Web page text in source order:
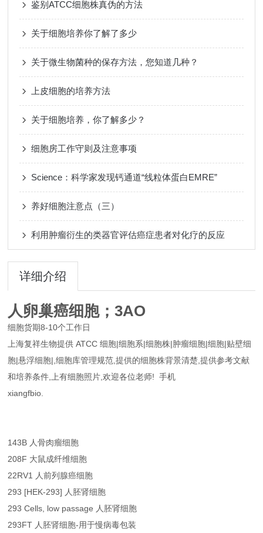
鉴别ATCC细胞株真伪的方法
关于细胞培养你了解了多少
关于微生物菌种的保存方法，您知道几种？
上皮细胞的培养方法
关于细胞培养，你了解多少？
细胞房工作守则及注意事项
Science：科学家发现钙通道“线粒体蛋白EMRE”
养好细胞注意点（三）
利用肿瘤衍生的类器官评估癌症患者对化疗的反应
详细介绍
人卵巢癌细胞；3AO
细胞货期8-10个工作日
上海复祥生物提供 ATCC 细胞|细胞系|细胞株|肿瘤细胞|细胞|贴壁细
胞|悬浮细胞|,细胞库管理规范,提供的细胞株背景清楚,提供参考文献
和培养条件,上有细胞照片,欢迎各位老师! 手机
xiangfbio.
143B 人骨肉瘤细胞
208F 大鼠成纤维细胞
22RV1 人前列腺癌细胞
293 [HEK-293] 人胚肾细胞
293 Cells, low passage 人胚肾细胞
293FT 人胚肾细胞-用于慢病毒包装